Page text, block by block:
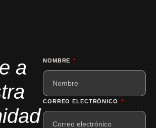
a
NOMBRE
CORREO ELECTRÓNICO